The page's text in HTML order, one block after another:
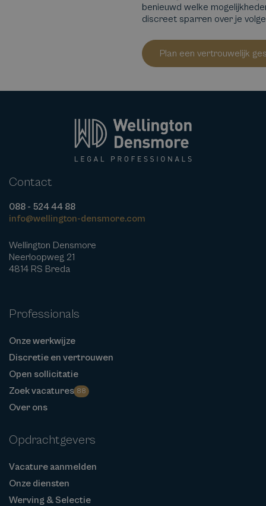
benieuwd welke
discreet sparren over je
Plan een vertrouwelijk
Contact
088 - 524 44 88
info@wellington-densmore.com
Wellington Densmore
Neerloopweg 21
4814 RS Breda
Professionals
Onze werkwijze
Discretie en vertrouwen
Open sollicitatie
Zoek vacatures 88
Over ons
Opdrachtgevers
Vacature aanmelden
Onze diensten
Werving & Selectie